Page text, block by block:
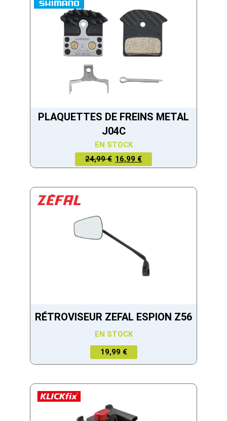
PLAQUETTES DE FREINS METAL
J04C
EN STOCK
24,99 €
LE PRIX
INITIAL
16,99 €
LE PRIX
ACTUEL
RÉTROVISEUR ZEFAL ESPION Z56
EN STOCK
19,99 €